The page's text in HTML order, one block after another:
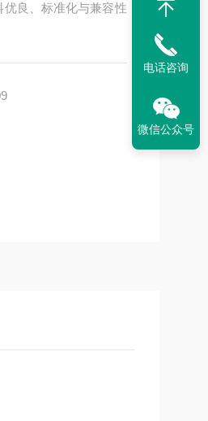
良、标准化与兼容性
电话咨询
微信公众号